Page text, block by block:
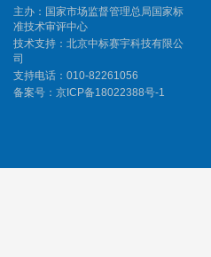
主办：国家市场监督管理总局国家标
准技术审评中心
技术支持：北京中标赛宇科技有限公
司
支持电话：010-82261056
备案号： 京ICP备18022388号-1